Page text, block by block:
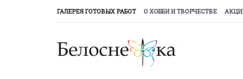
ГАЛЕРЕЯ ГОТОВЫХ РАБОТ(CURRENT)
О ХОББИ И ТВОРЧЕСТВЕ